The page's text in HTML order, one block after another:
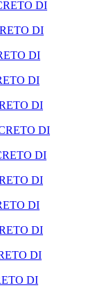
DI
DI
DI
DI
DI
DI
DI
DI
DI
DI
DI
DI